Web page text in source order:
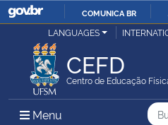
IR
COMUNICA BR
Ministério da Justiça e Segurança Pública
Ministério da Defesa
LANGUAGES
CEFD
Centro de Educação
Menu Menu Principal do